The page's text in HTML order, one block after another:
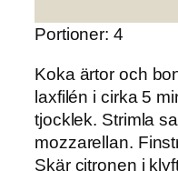
Portioner: 4
Koka ärtor och
laxfilén i cirka 5
tjocklek. Strimla
mozzarellan.
Skär citronen i